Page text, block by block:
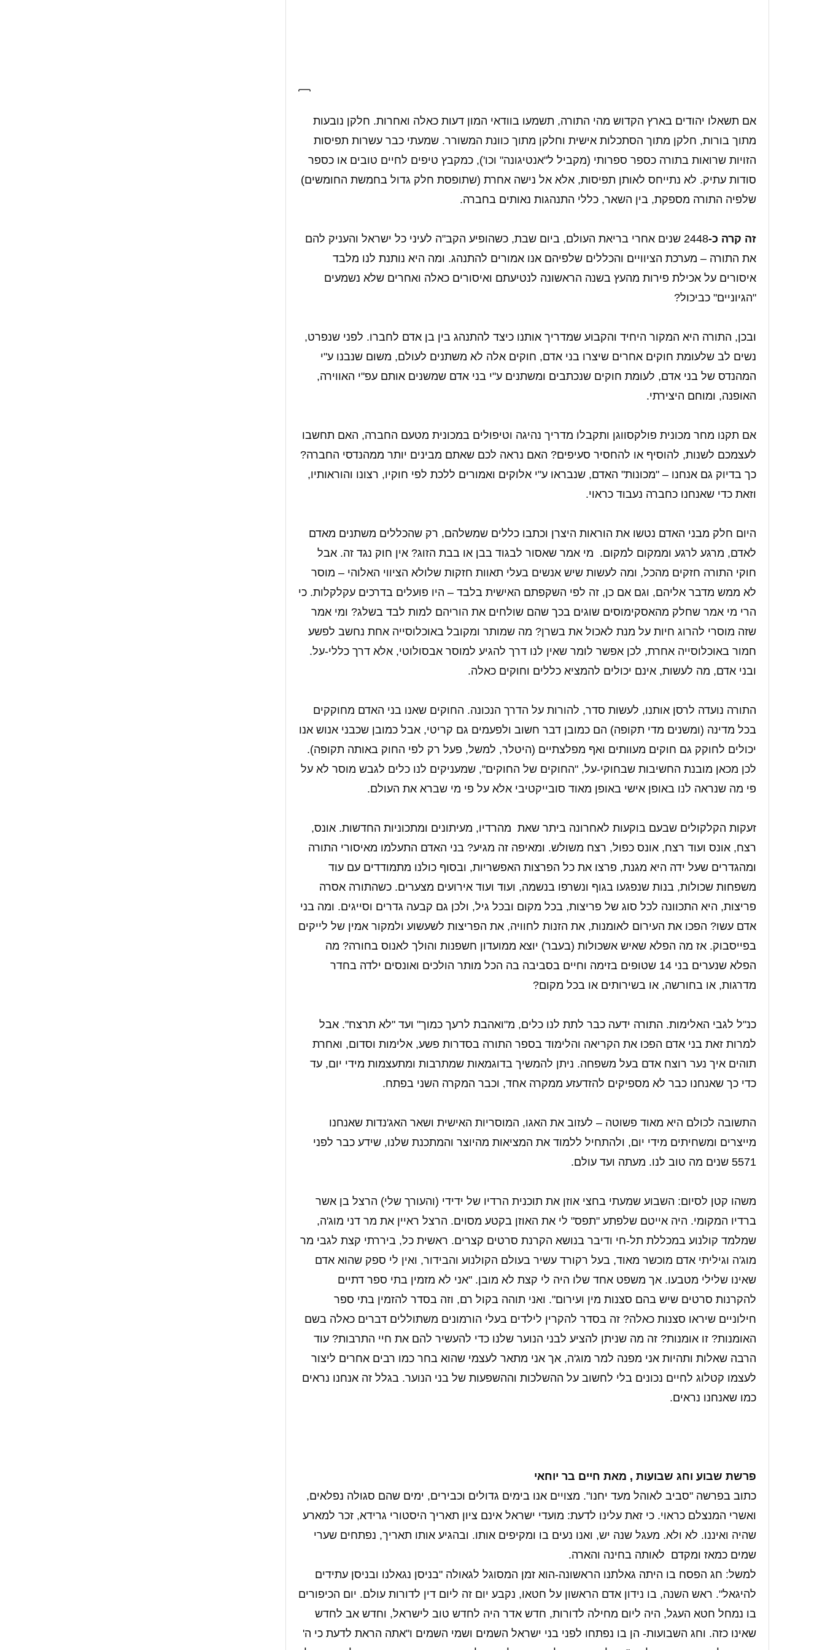
אם תשאלו יהודים בארץ הקדוש מהי התורה, תשמעו בוודאי המון דעות כאלה ואחרות. חלקן נובעות
מתוך בורות, חלקן מתוך הסתכלות אישית וחלקן מתוך כוונת המשורר. שמעתי כבר עשרות תפיסות
הזויות שרואות בתורה כספר ספרותי (מקביל ל"אנטיגונה" וכו'), כמקבץ טיפים לחיים טובים או כספר
סודות עתיק. לא נתייחס לאותן תפיסות, אלא אל נישה אחרת (שתופסת חלק גדול בחמשת החומשים)
שלפיה התורה מספקת, בין השאר, כללי התנהגות נאותים בחברה.
זה קרה כ-
2448 שנים אחרי בריאת העולם, ביום שבת, כשהופיע הקב"ה לעיני כל ישראל והעניק להם
את התורה – מערכת הציוויים והכללים שלפיהם אנו אמורים להתנהג. ומה היא נותנת לנו מלבד
איסורים על אכילת פירות מהעץ בשנה הראשונה לנטיעתם ואיסורים כאלה ואחרים שלא נשמעים
"הגיוניים" כביכול?
ובכן, התורה היא המקור היחיד והקבוע שמדריך אותנו כיצד להתנהג בין בן אדם לחברו. לפני שנפרט,
נשים לב שלעומת חוקים אחרים שיצרו בני אדם, חוקים אלה לא משתנים לעולם, משום שנבנו ע"י
המהנדס של בני אדם, לעומת חוקים שנכתבים ומשתנים ע"י בני אדם שמשנים אותם עפ"י האווירה,
האופנה, ומוחם היצירתי.
אם תקנו מחר מכונית פולקסווגן ותקבלו מדריך נהיגה וטיפולים במכונית מטעם החברה, האם תחשבו
לעצמכם לשנות, להוסיף או להחסיר סעיפים? האם נראה לכם שאתם מבינים יותר ממהנדסי החברה?
כך בדיוק גם אנחנו – "מכונות" האדם, שנבראו ע"י אלוקים ואמורים ללכת לפי חוקיו, רצונו והוראותיו,
וזאת כדי שאנחנו כחברה נעבוד כראוי.
היום חלק מבני האדם נטשו את הוראות היצרן וכתבו כללים שמשלהם, רק שהכללים משתנים מאדם
לאדם, מרגע לרגע וממקום למקום. מי אמר שאסור לבגוד בבן או בבת הזוג? אין חוק נגד זה. אבל
חוקי התורה חזקים מהכל, ומה לעשות שיש אנשים בעלי תאוות חזקות שלולא הציווי האלוהי – מוסר
לא ממש מדבר אליהם, וגם אם כן, זה לפי השקפתם האישית בלבד – היו פועלים בדרכים עקלקלות. כי
הרי מי אמר שחלק מהאסקימוסים שוגים בכך שהם שולחים את הוריהם למות לבד בשלג? ומי אמר
שזה מוסרי להרוג חיות על מנת לאכול את בשרן? מה שמותר ומקובל באוכלוסייה אחת נחשב לפשע
חמור באוכלוסייה אחרת, לכן אפשר לומר שאין לנו דרך להגיע למוסר אבסולוטי, אלא דרך כללי-על.
ובני אדם, מה לעשות, אינם יכולים להמציא כללים וחוקים כאלה.
התורה נועדה לרסן אותנו, לעשות סדר, להורות על הדרך הנכונה. החוקים שאנו בני האדם מחוקקים
בכל מדינה (ומשנים מדי תקופה) הם כמובן דבר חשוב ולפעמים גם קריטי, אבל כמובן שכבני אנוש אנו
יכולים לחוקק גם חוקים מעוותים ואף מפלצתיים (היטלר, למשל, פעל רק לפי החוק באותה תקופה).
לכן מכאן מובנת החשיבות שבחוקי-על, "החוקים של החוקים", שמעניקים לנו כלים לגבש מוסר לא על
פי מה שנראה לנו באופן אישי באופן מאוד סובייקטיבי אלא על פי מי שברא את העולם.
זעקות הקלקולים שבעם בוקעות לאחרונה ביתר שאת מהרדיו, מעיתונים ומתכוניות החדשות. אונס,
רצח, אונס ועוד רצח, אונס כפול, רצח משולש. ומאיפה זה מגיע? בני האדם התעלמו מאיסורי התורה
ומהגדרים שעל ידה היא מגנת, פרצו את כל הפרצות האפשריות, ובסוף כולנו מתמודדים עם עוד
משפחות שכולות, בנות שנפגעו בגוף ונשרפו בנשמה, ועוד ועוד אירועים מצערים. כשהתורה אסרה
פריצות, היא התכוונה לכל סוג של פריצות, בכל מקום ובכל גיל, ולכן גם קבעה גדרים וסייגים. ומה בני
אדם עשו? הפכו את העירום לאומנות, את הזנות לחוויה, את הפריצות לשעשוע ולמקור אמין של לייקים
בפייסבוק. אז מה הפלא שאיש אשכולות (בעבר) יוצא ממועדון חשפנות והולך לאנוס בחורה? מה
הפלא שנערים בני 14 שטופים בזימה וחיים בסביבה בה הכל מותר הולכים ואונסים ילדה בחדר
מדרגות, או בחורשה, או בשירותים או בכל מקום?
כנ"ל לגבי האלימות. התורה ידעה כבר לתת לנו כלים, מ"ואהבת לרעך כמוך" ועד "לא תרצח". אבל
למרות זאת בני אדם הפכו את הקריאה והלימוד בספר התורה בסדרות פשע, אלימות וסדום, ואחרת
תוהים איך נער רוצח אדם בעל משפחה. ניתן להמשיך בדוגמאות שמתרבות ומתעצמות מידי יום, עד
כדי כך שאנחנו כבר לא מספיקים להזדעזע ממקרה אחד, וכבר המקרה השני בפתח.
התשובה לכולם היא מאוד פשוטה – לעזוב את האגו, המוסריות האישית ושאר האג'נדות שאנחנו
מייצרים ומשחיתים מידי יום, ולהתחיל ללמוד את המציאות מהיוצר והמתכנת שלנו, שידע כבר לפני
5571 שנים מה טוב לנו. מעתה ועד עולם.
משהו קטן לסיום: השבוע שמעתי בחצי אוזן את תוכנית הרדיו של ידידי (והעורך שלי) הרצל בן אשר
ברדיו המקומי. היה אייטם שלפתע "תפס" לי את האוזן בקטע מסוים. הרצל ראיין את מר דני מוג'ה,
שמלמד קולנוע במכללת תל-חי ודיבר בנושא הקרנת סרטים קצרים. ראשית כל, ביררתי קצת לגבי מר
מוג'ה וגיליתי אדם מוכשר מאוד, בעל רקורד עשיר בעולם הקולנוע והבידור, ואין לי ספק שהוא אדם
שאינו שלילי מטבעו. אך משפט אחד שלו היה לי קצת לא מובן. "אני לא מזמין בתי ספר דתיים
להקרנות סרטים שיש בהם סצנות מין ועירום". ואני תוהה בקול רם, וזה בסדר להזמין בתי ספר
חילוניים שיראו סצנות כאלה? זה בסדר להקרין לילדים בעלי הורמונים משתוללים דברים כאלה בשם
האומנות? זו אומנות? זה מה שניתן להציע לבני הנוער שלנו כדי להעשיר להם את חיי התרבות? עוד
הרבה שאלות ותהיות אני מפנה למר מוג'ה, אך אני מתאר לעצמי שהוא בחר כמו רבים אחרים ליצור
לעצמו קטלוג לחיים נכונים בלי לחשוב על ההשלכות וההשפעות של בני הנוער. בגלל זה אנחנו נראים
כמו שאנחנו נראים.
פרשת שבוע וחג שבועות , מאת חיים בר יוחאי
כתוב בפרשה "סביב לאוהל מעד יחנו". מצויים אנו בימים גדולים וכבירים, ימים שהם סגולה נפלאים,
ואשרי המנצלם כראוי. כי זאת עלינו לדעת: מועדי ישראל אינם ציון תאריך היסטורי גרידא, זכר למארע
שהיה ואיננו. לא ולא. מעגל שנה יש, ואנו נעים בו ומקיפים אותו. ובהגיע אותו תאריך, נפתחים שערי
שמים כמאז ומקדם לאותה בחינה והארה.
למשל: חג הפסח בו היתה גאלתנו הראשונה-הוא זמן המסוגל לגאולה "בניסן נגאלנו ובניסן עתידים
להיגאל". ראש השנה, בו נידון אדם הראשון על חטאו, נקבע יום זה ליום דין לדורות עולם. יום הכיפורים
בו נמחל חטא העגל, היה ליום מחילה לדורות, חדש אדר היה לחדש טוב לישראל, וחדש אב לחדש
שאינו כזה. וחג השבועות- הן בו נפתחו לפני בני ישראל השמים ושמי השמים ו"אתה הראת לדעת כי ה'